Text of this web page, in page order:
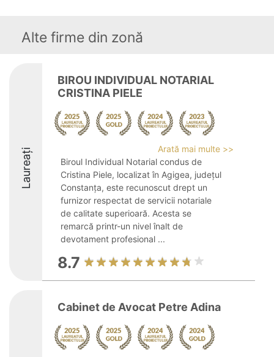
Alte firme din zonă
Laureați
BIROU INDIVIDUAL NOTARIAL
CRISTINA PIELE
Arată mai multe >>
Biroul Individual Notarial condus de
Cristina Piele, localizat în Agigea, județul
Constanța, este recunoscut drept un
furnizor respectat de servicii notariale
de calitate superioară. Acesta se
remarcă printr-un nivel înalt de
devotament profesional ...
8.7
Cabinet de Avocat Petre Adina